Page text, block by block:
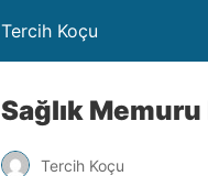
Tercih Koçu
Sağlık
Tercih Koçu